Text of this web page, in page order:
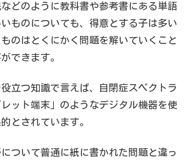
どのように教科書や参考書にある単語
ものについても、得意とする子は多い
のはとくにかく問題を解いていくこと
できます。
立つ知識で言えば、自閉症スペクトラ
ット端末」のようなデジタル機器を使
とされています。
ついて普通に紙に書かれた問題と違っ